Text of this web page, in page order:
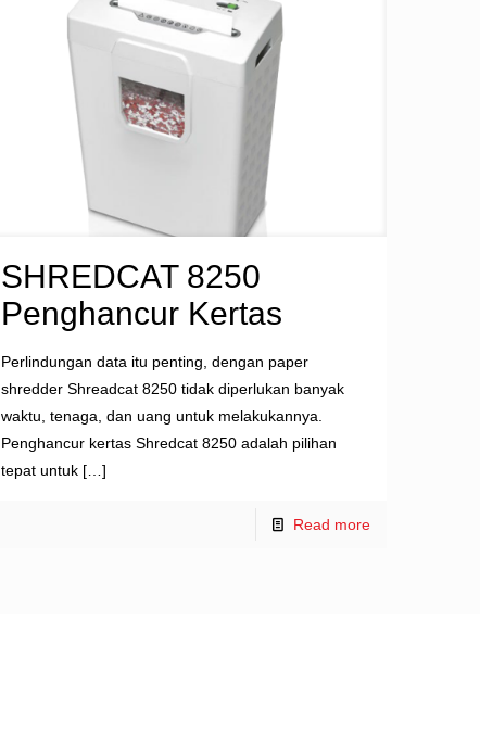
SHREDCAT 8250
Penghancur Kertas
Perlindungan data itu penting, dengan paper
shredder Shreadcat 8250 tidak diperlukan banyak
waktu, tenaga, dan uang untuk melakukannya.
Penghancur kertas Shredcat 8250 adalah pilihan
tepat untuk […]
Read more